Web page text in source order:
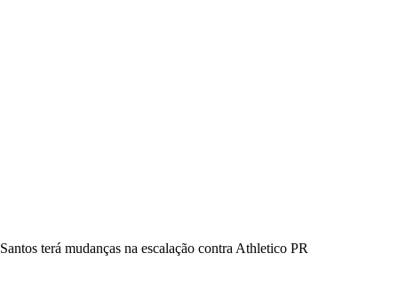
Santos terá mudanças na escalação contra Athletico PR